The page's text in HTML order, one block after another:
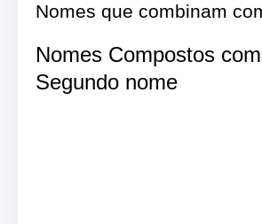
Nomes que combinam
Nomes Compostos
Segundo nome